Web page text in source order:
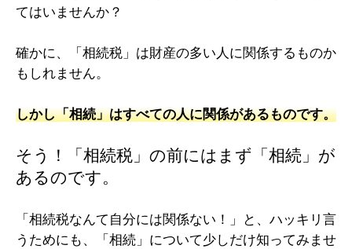
てはいませんか？
確かに、「相続税」は財産の多い人に関係するものか
もしれません。
しかし「相続」はすべての人に関係があるものです。
そう！「相続税」の前にはまず「相続」が
あるのです。
「相続税なんて自分には関係ない！」と、ハッキリ言
うためにも、「相続」について少しだけ知ってみませ